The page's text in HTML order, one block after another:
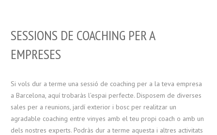
SESSIONS DE COACHING PER A
EMPRESES
Si vols dur a terme una sessió de coaching per a la teva empresa
a Barcelona, ​​aquí trobaràs l’espai perfecte. Disposem de diverses
sales per a reunions, jardí exterior i bosc per realitzar un
agradable coaching entre vinyes amb el teu propi coach o amb un
dels nostres experts. Podràs dur a terme aquesta i altres activitats